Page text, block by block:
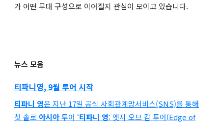
가 어떤 무대 구성으로 이어질지 관심이 모이고 있습니다.
뉴스 모음
티파니영, 9월 투어 시작
티파니 영은 지난 17일 공식 사회관계망서비스(SNS)를 통해
첫 솔로 아시아투어 ‘티파니 영: 엣지 오브 캄 투어(Edge of